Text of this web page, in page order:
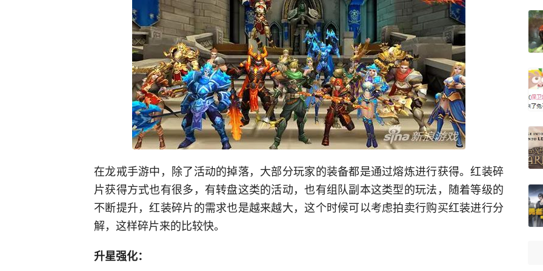
在龙戒手游中，除了活动的掉落，大部分玩家的装备都是通过熔炼进行获得。红装碎
片获得方式也有很多，有转盘这类的活动，也有组队副本这类型的玩法，随着等级的
不断提升，红装碎片的需求也是越来越大，这个时候可以考虑拍卖行购买红装进行分
解，这样碎片来的比较快。
升星强化：